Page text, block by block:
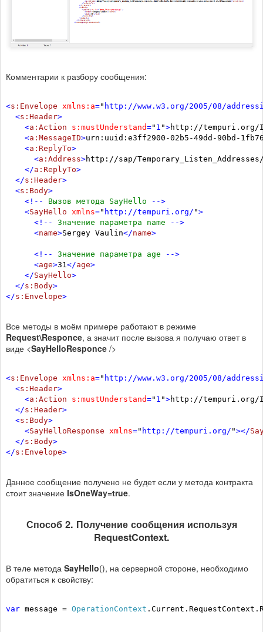
Комментарии к разбору сообщения:
<s:Envelope xmlns:a=" http://www.w3.org/2005/08/
<s:Header>
<a:Action s:mustUnderstand=" 1 ">http://tempuri.org/
<a:MessageID>urn:uuid:e3ff2900-02b5-49dd-90bd-
<a:ReplyTo>
<a:Address>http://sap/
</a:ReplyTo>
</s:Header>
<s:Body>
<!--
Вызов метода SayHello
-->
<SayHello xmlns=" http://tempuri.org/ ">
<!--
Значение параметра name
-->
<name>Sergey Vaulin</name>
<!-- Значение параметра age
-->
<age>31</age>
</SayHello>
</s:Body>
</s:Envelope>
Все методы в моём примере работают в режиме
Request\Responce, а значит после вызова я получаю ответ в
виде <SayHelloResponce />
<s:Envelope xmlns:a=" http://www.w3.org/2005/08/
<s:Header>
<a:Action s:mustUnderstand=" 1 ">http://tempuri.org/
</s:Header>
<s:Body>
<SayHelloResponse xmlns=" http://tempuri.org/ "></
</s:Body>
</s:Envelope>
Данное сообщение получено не будет если у метода контракта
стоит значение IsOneWay=true.
Способ 2. Получение сообщения используя
RequestContext.
В теле метода SayHello(), на серверной стороне, необходимо
обратиться к свойству:
var message = OperationContext